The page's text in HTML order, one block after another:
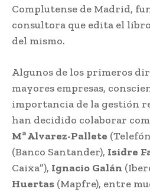
Complutense de Madrid,
consultora que edita el
del mismo.
Algunos de los primeros
mayores empresas,
importancia de la gestión
han decidido colaborar
Mª Alvarez-Pallete
(Banco Santander), Isidre
Caixa”), Ignacio Galán
Huertas (Mapfre), entre